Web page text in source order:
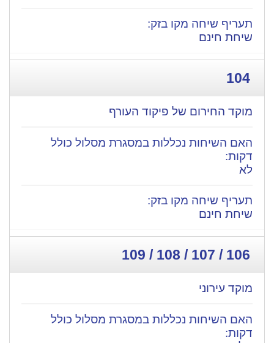
שיחת חינם
104
מוקד החירום של פיקוד העורף
לא
שיחת חינם
106 / 107 / 108 / 109
מוקד עירוני